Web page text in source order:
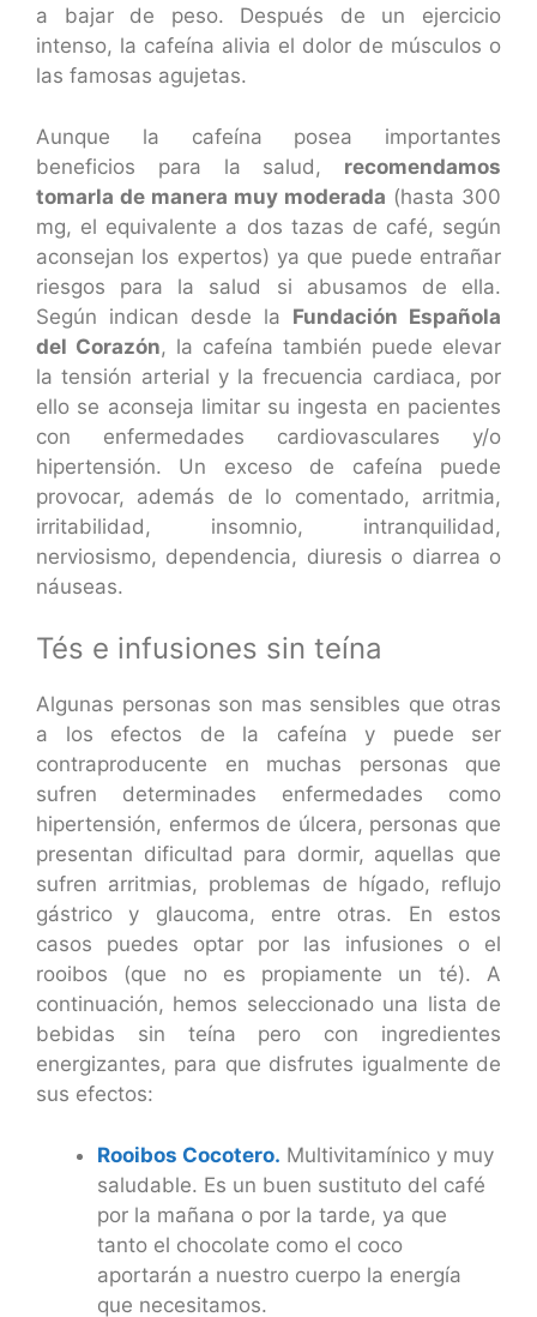
a bajar de peso. Después de un ejercicio
intenso, la cafeína alivia el dolor de músculos o
las famosas agujetas.
Aunque la cafeína posea importantes
beneficios para la salud, recomendamos
tomarla de manera muy moderada (hasta 300
mg, el equivalente a dos tazas de café, según
aconsejan los expertos) ya que puede entrañar
riesgos para la salud si abusamos de ella.
Según indican desde la Fundación Española
del Corazón, la cafeína también puede elevar
la tensión arterial y la frecuencia cardiaca, por
ello se aconseja limitar su ingesta en pacientes
con enfermedades cardiovasculares y/o
hipertensión. Un exceso de cafeína puede
provocar, además de lo comentado, arritmia,
irritabilidad, insomnio, intranquilidad,
nerviosismo, dependencia, diuresis o diarrea o
náuseas.
Tés e infusiones sin teína
Algunas personas son mas sensibles que otras
a los efectos de la cafeína y puede ser
contraproducente en muchas personas que
sufren determinades enfermedades como
hipertensión, enfermos de úlcera, personas que
presentan dificultad para dormir, aquellas que
sufren arritmias, problemas de hígado, reflujo
gástrico y glaucoma, entre otras. En estos
casos puedes optar por las infusiones o el
rooibos (que no es propiamente un té). A
continuación, hemos seleccionado una lista de
bebidas sin teína pero con ingredientes
energizantes, para que disfrutes igualmente de
sus efectos:
Rooibos Cocotero. Multivitamínico y muy
saludable. Es un buen sustituto del café
por la mañana o por la tarde, ya que
tanto el chocolate como el coco
aportarán a nuestro cuerpo la energía
que necesitamos.